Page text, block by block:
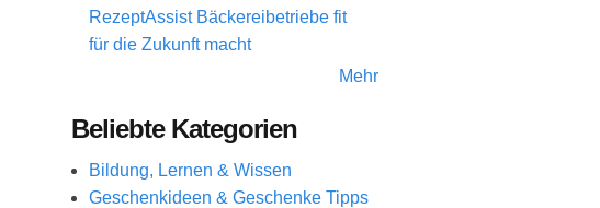
RezeptAssist Bäckereibetriebe fit
für die Zukunft macht
Mehr
Beliebte Kategorien
Bildung, Lernen & Wissen
Geschenkideen & Geschenke Tipps